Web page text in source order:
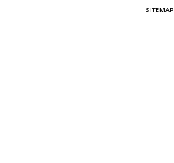
SITEMAP